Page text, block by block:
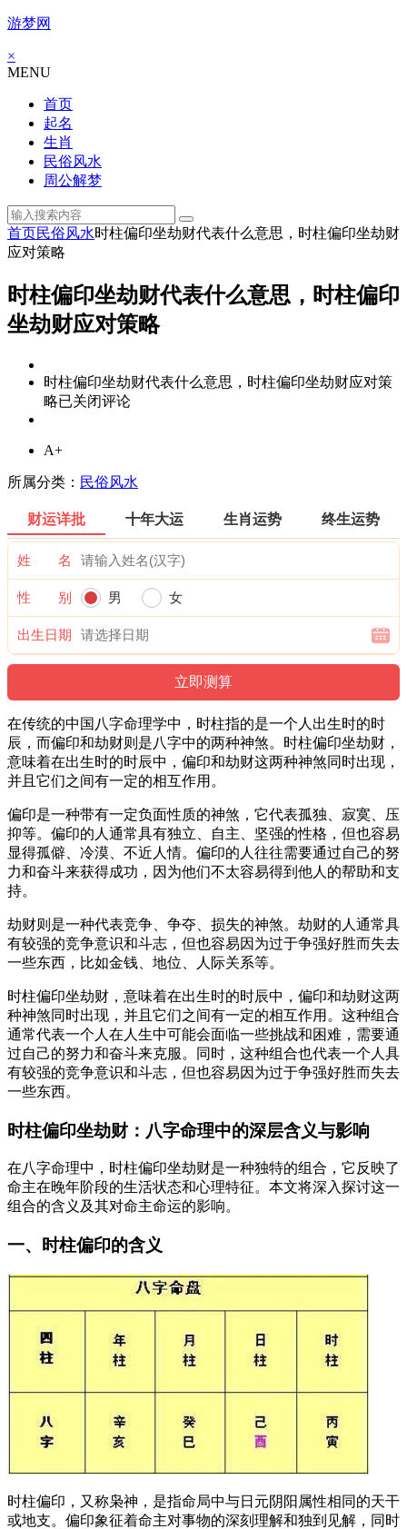
游梦网
×
MENU
首页
起名
生肖
民俗风水
周公解梦
首页民俗风水时柱偏印坐劫财代表什么意思，时柱偏印坐劫财
应对策略
时柱偏印坐劫财代表什么意思，时柱偏印
坐劫财应对策略
时柱偏印坐劫财代表什么意思，时柱偏印坐劫财应对策
略已关闭评论
A+
所属分类： 民俗风水
财运详批 十年大运 生肖运势 终生运势
姓 名
性 别 男 女
出生日期
在传统的中国八字命理学中，时柱指的是一个人出生时的时
辰，而偏印和劫财则是八字中的两种神煞。时柱偏印坐劫财，
意味着在出生时的时辰中，偏印和劫财这两种神煞同时出现，
并且它们之间有一定的相互作用。
偏印是一种带有一定负面性质的神煞，它代表孤独、寂寞、压
抑等。偏印的人通常具有独立、自主、坚强的性格，但也容易
显得孤僻、冷漠、不近人情。偏印的人往往需要通过自己的努
力和奋斗来获得成功，因为他们不太容易得到他人的帮助和支
持。
劫财则是一种代表竞争、争夺、损失的神煞。劫财的人通常具
有较强的竞争意识和斗志，但也容易因为过于争强好胜而失去
一些东西，比如金钱、地位、人际关系等。
时柱偏印坐劫财，意味着在出生时的时辰中，偏印和劫财这两
种神煞同时出现，并且它们之间有一定的相互作用。这种组合
通常代表一个人在人生中可能会面临一些挑战和困难，需要通
过自己的努力和奋斗来克服。同时，这种组合也代表一个人具
有较强的竞争意识和斗志，但也容易因为过于争强好胜而失去
一些东西。
时柱偏印坐劫财：八字命理中的深层含义与影响
在八字命理中，时柱偏印坐劫财是一种独特的组合，它反映了
命主在晚年阶段的生活状态和心理特征。本文将深入探讨这一
组合的含义及其对命主命运的影响。
一、时柱偏印的含义
时柱偏印，又称枭神，是指命局中与日元阴阳属性相同的天干
或地支。偏印象征着命主对事物的深刻理解和独到见解，同时